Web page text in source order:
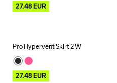
27.48EUR
Outlet
Pro Hypervent Skirt 2 W
27.48EUR